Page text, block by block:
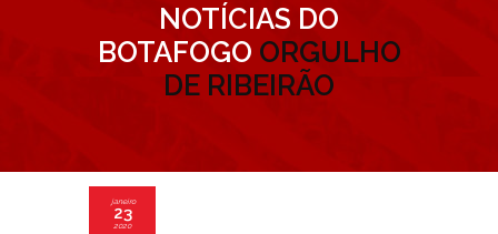
NOTÍCIAS DO
BOTAFOGO ORGULHO
DE RIBEIRÃO
janeiro
23
2020